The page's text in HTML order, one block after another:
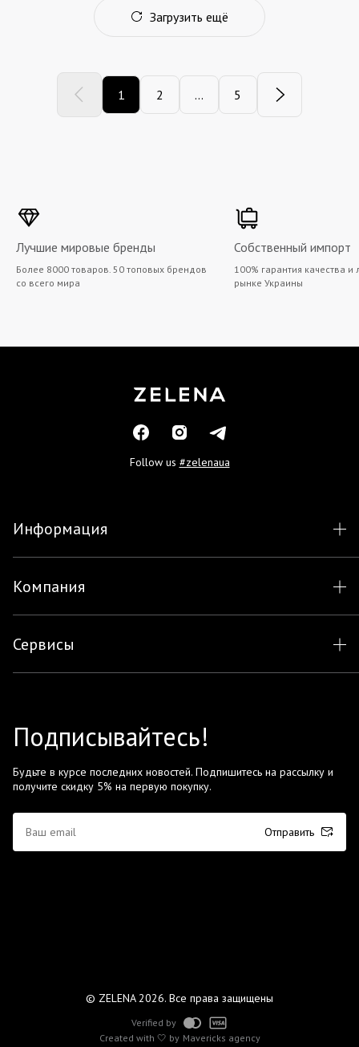
Загрузить ещё
1 2 ... 5
Лучшие мировые бренды
Более 8000 товаров. 50 топовых брендов
со всего мира
Собственный импорт
100% гарантия качества
рынке Украины
Follow us #zelenaua
Информация
Компания
Сервисы
Подписывайтесь!
Будьте в курсе последних новостей. Подпишитесь на рассылку и
получите скидку 5% на первую покупку.
Отправить
© ZELENA 2026. Все права защищены
Created with 🤍 by Mavericks agency
Verified by